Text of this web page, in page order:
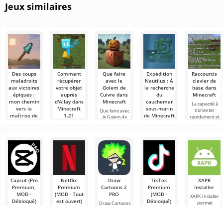
Jeux similaires
Des coups
maladroits
aux victoires
épiques :
mon chemin
vers la
maîtrise de
Bonjour à tous,
expérimentateurs
du monde
cubique !
Aujourd’hui,
j’ai décidé
d’enfiler ma
blouse
Comment
récupérer
votre objet
auprès
d'Allay dans
Minecraft
1.21
Minecraft 1.21
aide à collecter
des objets, et
qu'il
Que faire
avec le
Golem de
Cuivre dans
Minecraft
Que faire avec
le Golem de
Minecraft, il se
passe toujours
Expédition
Nautilus : À
la recherche
du
cauchemar
sous-marin
de Minecraft
Honnêtement,
j'en tremble
encore
d'émotion en
écrivant ces
lignes.
Raccourcis
clavier de
base dans
Minecraft
La capacité à
s'orienter
rapidement et
très
importante
dans
Capcut (Pro
Premium,
MOD -
Débloqué)
Netflix
Premium
(MOD - Tout
est ouvert)
Draw
Cartoons 2
PRO
Draw Cartoons
TikTok
Premium
(MOD -
Débloqué)
XAPK
Installer
XAPK Installer
permet